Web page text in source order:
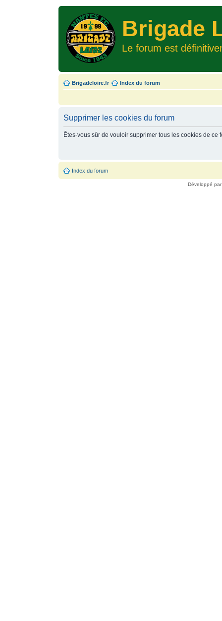
Brigade
Le forum est
Brigadeloire.fr Index du forum
Supprimer les cookies du forum
Êtes-vous sûr de vouloir supprimer tous les cookies de ce
Index du forum
Développé